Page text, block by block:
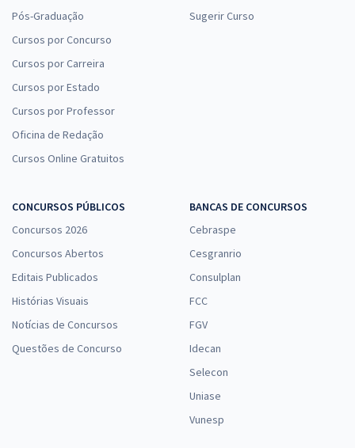
Pós-Graduação
Cursos por Concurso
Cursos por Carreira
Cursos por Estado
Cursos por Professor
Oficina de Redação
Cursos Online Gratuitos
Sugerir Curso
CONCURSOS PÚBLICOS
Concursos 2026
Concursos Abertos
Editais Publicados
Histórias Visuais
Notícias de Concursos
Questões de Concurso
BANCAS DE CONCURSOS
Cebraspe
Cesgranrio
Consulplan
FCC
FGV
Idecan
Selecon
Uniase
Vunesp